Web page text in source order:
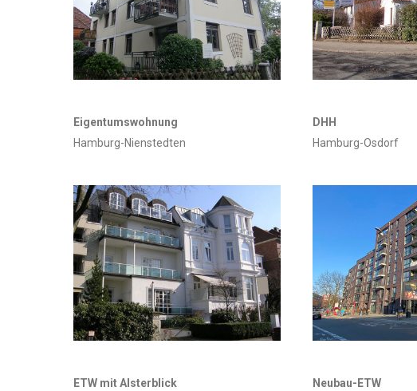
Eigentumswohnung
Hamburg-Nienstedten
DHH
Hamburg-Osdorf
ETW mit Alsterblick
Neubau-ETW